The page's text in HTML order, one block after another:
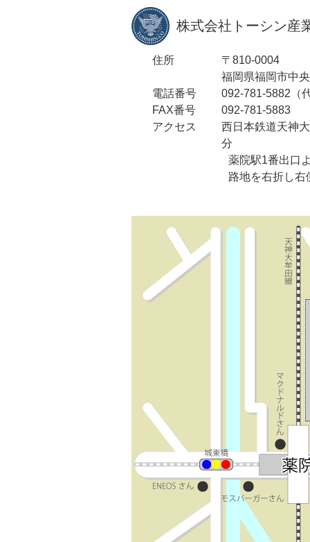
株式会社トーシン産
住所
〒810-0004
福岡県福岡市中
電話番号
092-781-5882（
FAX番号
092-781-5883
アクセス
西日本鉄道天神
分
薬院駅1番出口
路地を右折し右